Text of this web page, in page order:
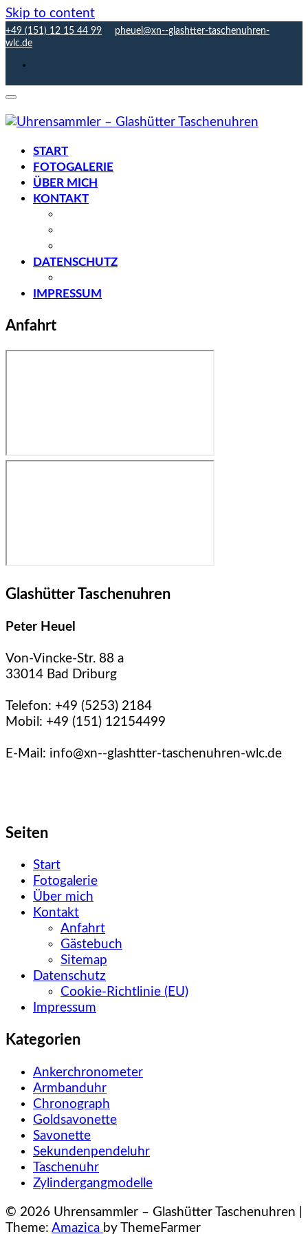
Skip to content
+49 (151) 12 15 44 99
pheuel@xn--glashtter-taschenuhren-
wlc.de
START
FOTOGALERIE
ÜBER MICH
KONTAKT
DATENSCHUTZ
IMPRESSUM
Anfahrt
Glashütter Taschenuhren
Peter Heuel
Von-Vincke-Str. 88 a
33014 Bad Driburg
Telefon: +49 (5253) 2184
Mobil: +49 (151) 12154499
E-Mail: info@xn--glashtter-taschenuhren-wlc.de
Seiten
Start
Fotogalerie
Über mich
Kontakt
Anfahrt
Gästebuch
Sitemap
Datenschutz
Cookie-Richtlinie (EU)
Impressum
Kategorien
Ankerchronometer
Armbanduhr
Chronograph
Goldsavonette
Savonette
Sekundenpendeluhr
Taschenuhr
Zylindergangmodelle
© 2026 Uhrensammler – Glashütter Taschenuhren |
Theme: Amazica by ThemeFarmer